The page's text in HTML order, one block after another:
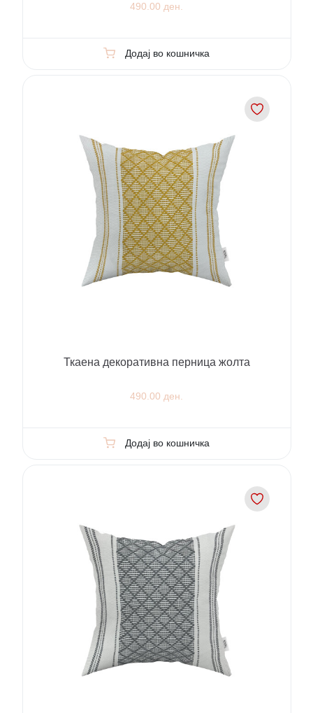
490.00 ден.
Додај во кошничка
Ткаена декоративна перница жолта
490.00 ден.
Додај во кошничка